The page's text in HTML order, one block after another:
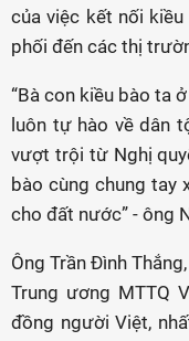
của việc kết nối
phối đến các thị
“Bà con kiều bào ta
luôn tự hào về dân
vượt trội từ Nghị
bào cùng chung tay
cho đất nước” - ông
Ông Trần Đình
Trung ương MTTQ
đồng người Việt,